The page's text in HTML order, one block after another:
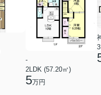
-
2LDK (57.20㎡)
5万円